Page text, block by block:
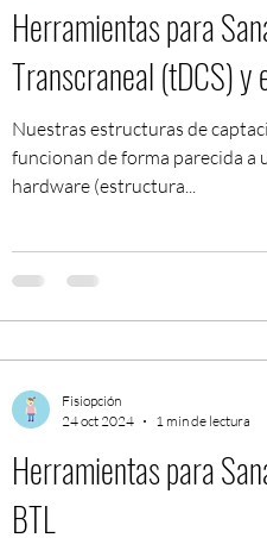
Herramientas para
Transcraneal (tDCS) y
Nuestras estructuras de
funcionan de forma parecida a
hardware (estructura...
Herramientas para
BTL
Fisiopción
24 oct 2024
1 min de lectura